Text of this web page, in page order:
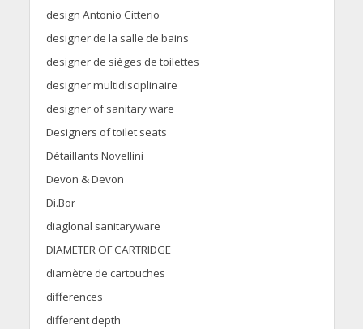
design Antonio Citterio
designer de la salle de bains
designer de sièges de toilettes
designer multidisciplinaire
designer of sanitary ware
Designers of toilet seats
Détaillants Novellini
Devon & Devon
Di.Bor
diaglonal sanitaryware
DIAMETER OF CARTRIDGE
diamètre de cartouches
differences
different depth